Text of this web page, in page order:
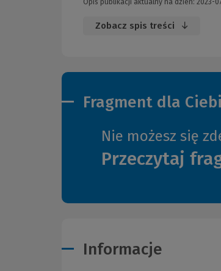
Opis publikacji aktualny na dzień: 2023-
Zobacz spis treści
Fragment dla
Nie możesz się
Przeczytaj
Informacje